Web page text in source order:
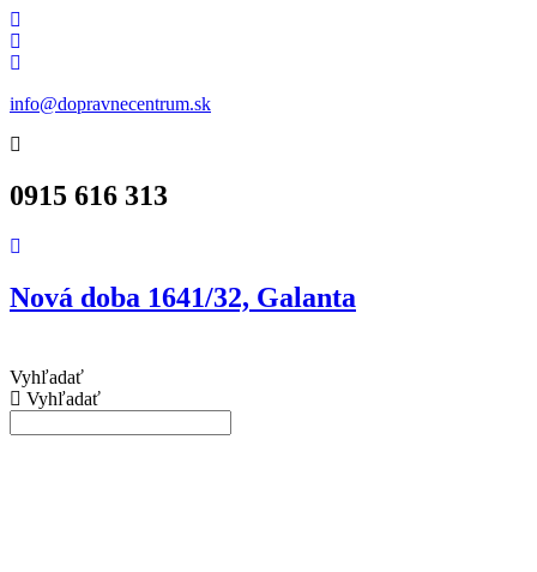
info@dopravnecentrum.sk
0915 616 313
Nová doba 1641/32, Galanta
Vyhľadať
Vyhľadať